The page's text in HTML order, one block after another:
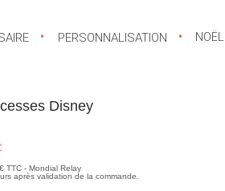
PERSONNALISATION NOËL
Disney
TTC - Mondial Relay
après validation de la commande.